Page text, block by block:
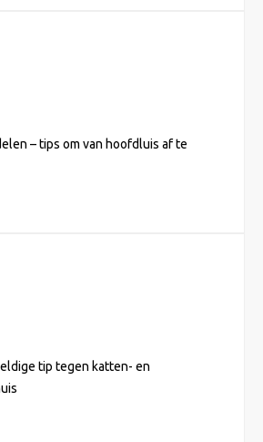
– tips om van hoofdluis af te
tip tegen katten- en